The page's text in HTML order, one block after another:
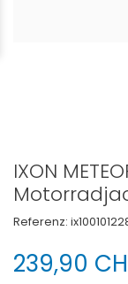
IXON
Referenz:
239,90